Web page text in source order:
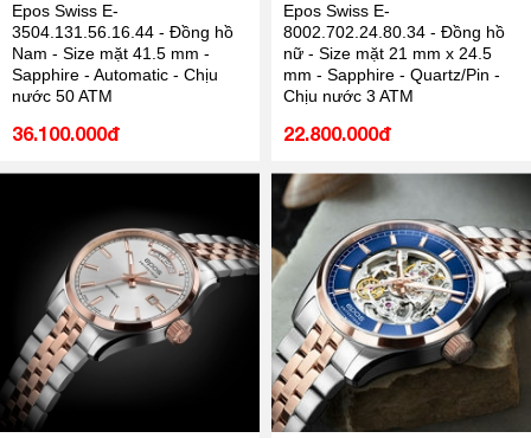
Epos Swiss E-
3504.131.56.16.44 - Đồng hồ
Nam - Size mặt 41.5 mm -
Sapphire - Automatic - Chịu
nước 50 ATM
36.100.000đ
Epos Swiss E-
8002.702.24.80.34 - Đồng hồ
nữ - Size mặt 21 mm x 24.5
mm - Sapphire - Quartz/Pin -
Chịu nước 3 ATM
22.800.000đ